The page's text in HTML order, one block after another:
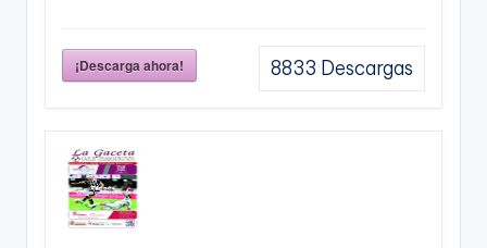
¡Descarga ahora! 8833 Descargas